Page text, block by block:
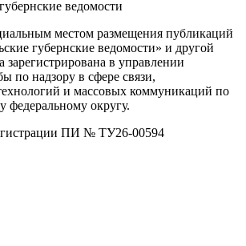
местом размещения публикаций
губернские ведомости» и другой
зарегистрирована в управлении
по надзору в сфере связи,
и массовых коммуникаций по
федеральному округу.
ПИ № ТУ26-00594